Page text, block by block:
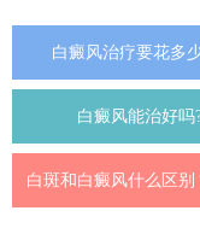
白癜风治疗要花多
白癜风能治好吗
白斑和白癜风什么区别